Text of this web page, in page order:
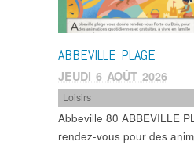
ABBEVILLE PLAGE
JEUDI 6 AOÛT 2026
Loisirs
Abbeville 80 ABBEVILLE
rendez-vous pour des